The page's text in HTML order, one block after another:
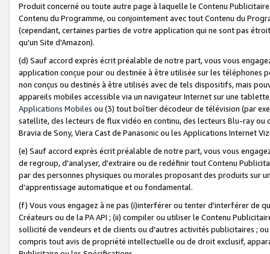
Produit concerné ou toute autre page à laquelle le Contenu
Contenu du Programme, ou conjointement avec tout Contenu du
(cependant, certaines parties de votre application qui ne sont pas
qu'un Site d'Amazon).
(d) Sauf accord exprès écrit préalable de notre part, vous vous
application conçue pour ou destinée à être utilisée sur les téléphones
non conçus ou destinés à être utilisés avec de tels dispositifs, mais
appareils mobiles accessible via un navigateur Internet sur une
Applications Mobiles ou (3) tout boîtier décodeur de télévision (par
satellite, des lecteurs de flux vidéo en continu, des lecteurs Blu-ray
Bravia de Sony, Viera Cast de Panasonic ou les Applications Internet
(e) Sauf accord exprès écrit préalable de notre part, vous vous
de regroup, d'analyser, d'extraire ou de redéfinir tout Contenu
par des personnes physiques ou morales proposant des produits sur
d’apprentissage automatique et ou fondamental.
(f) Vous vous engagez à ne pas (i)interférer ou tenter d'interférer de
Créateurs ou de la PA API ; (ii) compiler ou utiliser le Contenu
sollicité de vendeurs et de clients ou d'autres activités publicitaires ;
compris tout avis de propriété intellectuelle ou de droit exclusif,